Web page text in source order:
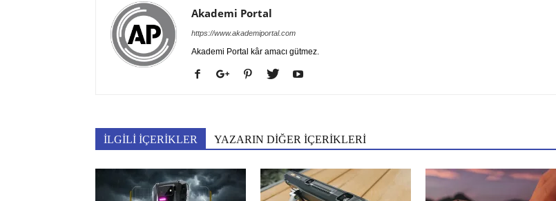
Akademi Portal
https://www.akademiportal.com
Akademi Portal kâr amacı gütmez.
İLGİLİ İÇERİKLER YAZARIN DİĞER İÇERİKLERİ